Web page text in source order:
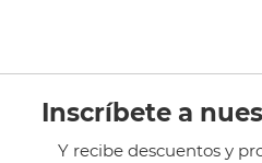
Inscríbete a
Y recibe descuentos y